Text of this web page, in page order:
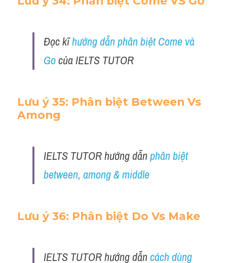
Đọc kĩ hướng dẫn phân biệt Come và
Go của IELTS TUTOR
Lưu ý 35: Phân biệt Between Vs
Among
IELTS TUTOR hướng dẫn phân biệt
between, among & middle
Lưu ý 36: Phân biệt Do Vs Make
IELTS TUTOR hướng dẫn cách dùng